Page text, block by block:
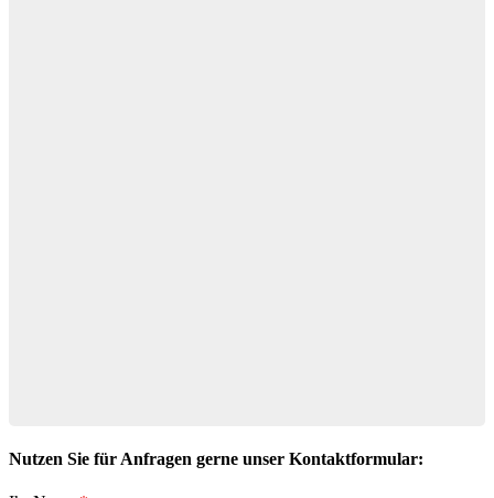
Nutzen Sie für Anfragen gerne unser Kontaktformular: